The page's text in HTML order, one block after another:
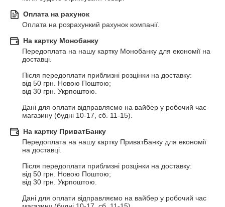
Оплата на рахунок
Оплата на розрахункий рахунок компанії.
На картку Монобанку
Передоплата на нашу картку Монобанку для економії на
доставці.
Після передоплати приблизні розцінки на доставку:
від 50 грн. Новою Поштою;
від 30 грн. Укрпоштою.
Дані для оплати відправляємо на вайбер у робочий час
магазину (будні 10-17, сб. 11-15).
На картку ПриватБанку
Передоплата на нашу картку ПриватБанку для економії
на доставці.
Після передоплати приблизні розцінки на доставку:
від 50 грн. Новою Поштою;
від 30 грн. Укрпоштою.
Дані для оплати відправляємо на вайбер у робочий час